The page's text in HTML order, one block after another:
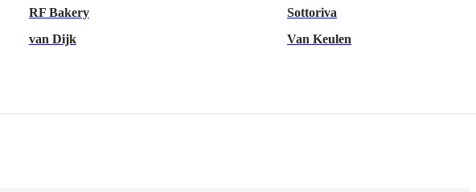
RF Bakery
Sottoriva
van Dijk
Van Keulen